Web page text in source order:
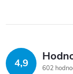
4,9
602